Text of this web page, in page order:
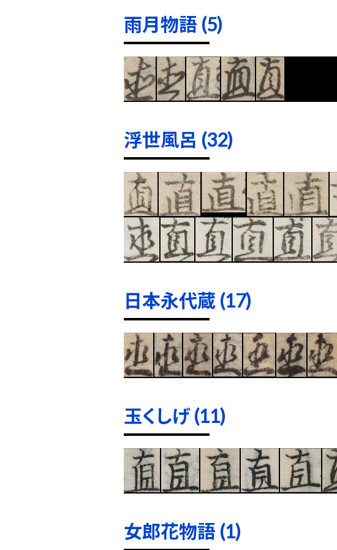
雨月物語 (5)
浮世風呂 (32)
日本永代蔵 (17)
玉くしげ (11)
女郎花物語 (1)